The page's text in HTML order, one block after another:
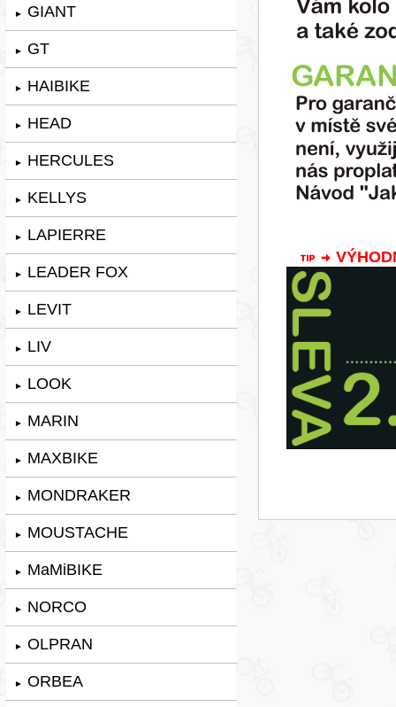
► GIANT
► GT
► HAIBIKE
► HEAD
► HERCULES
► KELLYS
► LAPIERRE
► LEADER FOX
► LEVIT
► LIV
► LOOK
► MARIN
► MAXBIKE
► MONDRAKER
► MOUSTACHE
► MaMiBIKE
► NORCO
► OLPRAN
► ORBEA